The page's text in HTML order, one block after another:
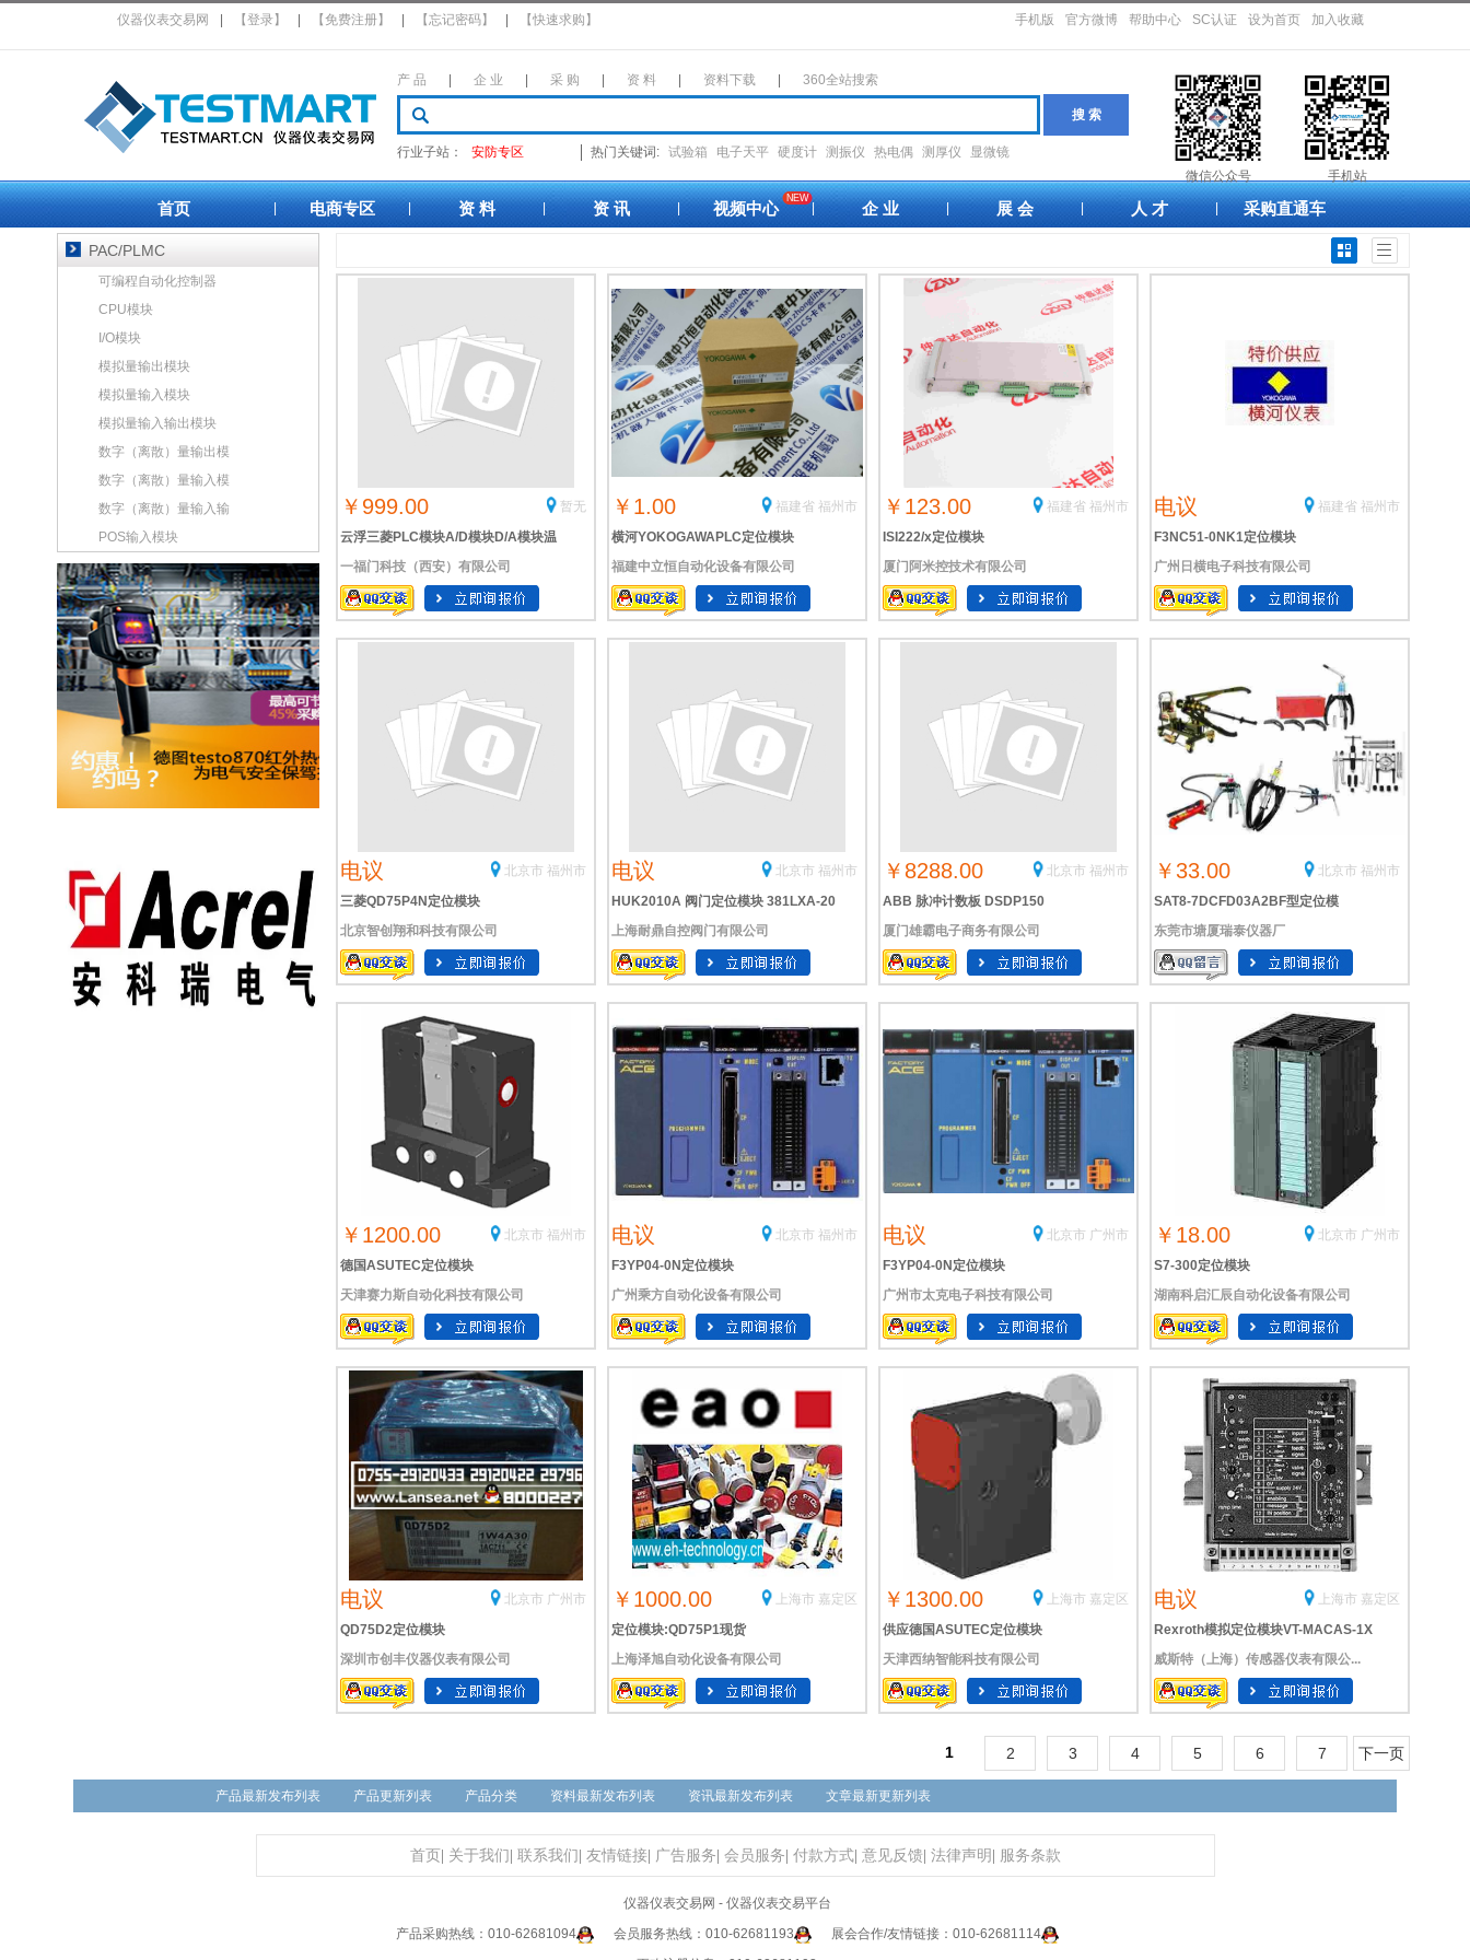
仪器仪表交易网 【登录】 【免费注册】 【忘记密码】 【快速求购】 手机版 官方微博 帮助中心 SC认证 设为首页 加入收藏
产 品 企 业 采 购 资 料 资料下载 360全站搜索
行业子站： 安防专区 热门关键词: 试验箱 电子天平 硬度计 测振仪 热电偶 测厚仪
显微镜
微信公众号
手机站
首页 电商专区 资 料 资 讯
NEW
视频中心 企 业 展 会 人 才 采购直通车
￥999.00
暂无
云浮三菱PLC模块A/D模块D/A模块温
度模块定位模块通讯模块批发
一福门科技（西安）有限公司
￥1.00
福建省 福州市
横河YOKOGAWAPLC定位模块
F3NC51-ON
福建中立恒自动化设备有限公司
￥123.00
福建省 福州市
ISI222/x定位模块
厦门阿米控技术有限公司
电议
福建省 福州市
F3NC51-0NK1定位模块
广州日横电子科技有限公司
电议
北京市 福州市
三菱QD75P4N定位模块
北京智创翔和科技有限公司
电议
北京市 福州市
HUK2010A 阀门定位模块 381LXA-20
执行器电机
上海耐鼎自控阀门有限公司
￥8288.00
北京市 福州市
ABB 脉冲计数板 DSDP150
57160001-GF 定位模块 DSDP-150
厦门雄霸电子商务有限公司
￥33.00
北京市 福州市
SAT8-7DCFD03A2BF型定位模
东莞市塘厦瑞泰仪器厂
￥1200.00
北京市 福州市
德国ASUTEC定位模块
天津赛力斯自动化科技有限公司
电议
北京市 福州市
F3YP04-0N定位模块
广州乘方自动化设备有限公司
电议
北京市 广州市
F3YP04-0N定位模块
广州市太克电子科技有限公司
￥18.00
北京市 广州市
S7-300定位模块
湖南科启汇辰自动化设备有限公司
电议
北京市 广州市
QD75D2定位模块
深圳市创丰仪器仪表有限公司
￥1000.00
上海市 嘉定区
定位模块:QD75P1现货
上海泽旭自动化设备有限公司
￥1300.00
上海市 嘉定区
供应德国ASUTEC定位模块
天津西纳智能科技有限公司
电议
上海市 嘉定区
Rexroth模拟定位模块VT-MACAS-1X
现货
威斯特（上海）传感器仪表有限公...
1 2 3 4 5 6 7 下一页
PAC/PLMC
可编程自动化控制器
CPU模块
I/O模块
模拟量输出模块
模拟量输入模块
模拟量输入输出模块
数字（离散）量输出模
数字（离散）量输入模
数字（离散）量输入输
POS输入模块
产品最新发布列表 产品更新列表 产品分类 资料最新发布列表 资讯最新发布列表 文章最新更新列表
首页 关于我们 联系我们 友情链接| 广告服务 会员服务 付款方式| 意见反馈| 法律声明 服务条款
仪器仪表交易网 - 仪器仪表交易平台
产品采购热线：010-62681094
会员服务热线：010-62681193
展会合作/友情链接：010-62681114